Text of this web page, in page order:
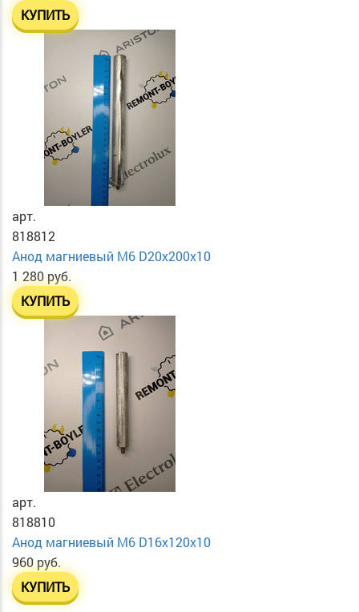
КУПИТЬ
арт.
818812
Анод магниевый М6 D20х200х10
1 280 руб.
КУПИТЬ
арт.
818810
Анод магниевый М6 D16х120х10
960 руб.
КУПИТЬ